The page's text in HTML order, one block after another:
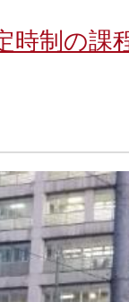
時制の課